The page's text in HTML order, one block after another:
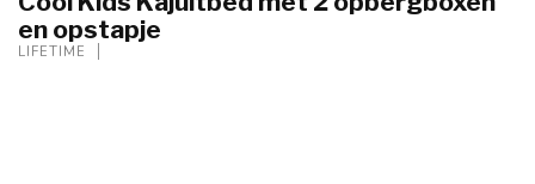
en opstapje
LIFETIME